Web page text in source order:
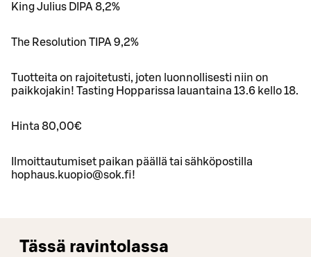
King Julius DIPA 8,2%
The Resolution TIPA 9,2%
Tuotteita on rajoitetusti, joten luonnollisesti niin on
paikkojakin! Tasting Hopparissa lauantaina 13.6 kello 18.
Hinta 80,00€
Ilmoittautumiset paikan päällä tai sähköpostilla
hophaus.kuopio@sok.fi!
Tässä ravintolassa